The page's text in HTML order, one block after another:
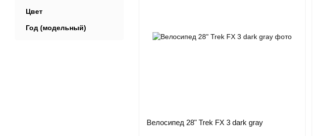
Велосипед 28" Trek FX 3 dark gray
Цвет
Год (модельный)